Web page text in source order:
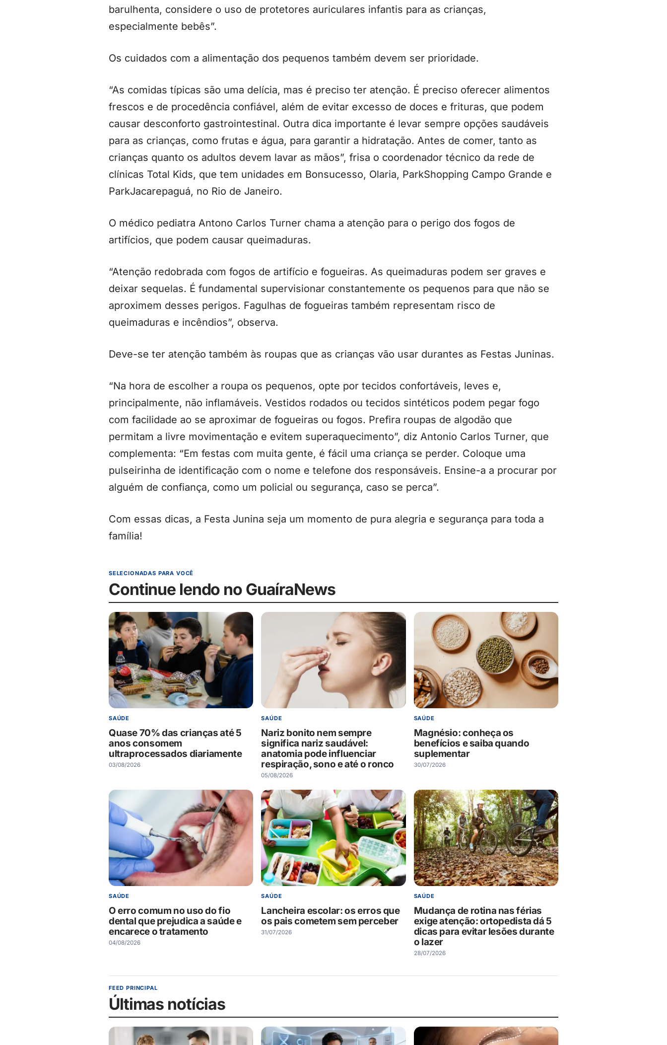
barulhenta, considere o uso de protetores auriculares infantis para as crianças,
especialmente bebês”.
Os cuidados com a alimentação dos pequenos também devem ser prioridade.
“As comidas típicas são uma delícia, mas é preciso ter atenção. É preciso oferecer alimentos
frescos e de procedência confiável, além de evitar excesso de doces e frituras, que podem
causar desconforto gastrointestinal. Outra dica importante é levar sempre opções saudáveis
para as crianças, como frutas e água, para garantir a hidratação. Antes de comer, tanto as
crianças quanto os adultos devem lavar as mãos”, frisa o coordenador técnico da rede de
clínicas Total Kids, que tem unidades em Bonsucesso, Olaria, ParkShopping Campo Grande e
ParkJacarepaguá, no Rio de Janeiro.
O médico pediatra Antono Carlos Turner chama a atenção para o perigo dos fogos de
artifícios, que podem causar queimaduras.
“Atenção redobrada com fogos de artifício e fogueiras. As queimaduras podem ser graves e
deixar sequelas. É fundamental supervisionar constantemente os pequenos para que não se
aproximem desses perigos. Fagulhas de fogueiras também representam risco de
queimaduras e incêndios”, observa.
Deve-se ter atenção também às roupas que as crianças vão usar durantes as Festas Juninas.
“Na hora de escolher a roupa os pequenos, opte por tecidos confortáveis, leves e,
principalmente, não inflamáveis. Vestidos rodados ou tecidos sintéticos podem pegar fogo
com facilidade ao se aproximar de fogueiras ou fogos. Prefira roupas de algodão que
permitam a livre movimentação e evitem superaquecimento”, diz Antonio Carlos Turner, que
complementa: “Em festas com muita gente, é fácil uma criança se perder. Coloque uma
pulseirinha de identificação com o nome e telefone dos responsáveis. Ensine-a a procurar por
alguém de confiança, como um policial ou segurança, caso se perca”.
Com essas dicas, a Festa Junina seja um momento de pura alegria e segurança para toda a
família!
SELECIONADAS PARA VOCÊ
Continue lendo no GuaíraNews
SAÚDE
Quase 70% das crianças até 5
anos consomem
ultraprocessados diariamente
03/08/2026
SAÚDE
Nariz bonito nem sempre
significa nariz saudável:
anatomia pode influenciar
respiração, sono e até o ronco
05/08/2026
SAÚDE
Magnésio: conheça os
benefícios e saiba quando
suplementar
30/07/2026
SAÚDE
O erro comum no uso do fio
dental que prejudica a saúde e
encarece o tratamento
04/08/2026
SAÚDE
Lancheira escolar: os erros que
os pais cometem sem perceber
31/07/2026
SAÚDE
Mudança de rotina nas férias
exige atenção: ortopedista dá 5
dicas para evitar lesões durante
o lazer
28/07/2026
FEED PRINCIPAL
Últimas notícias